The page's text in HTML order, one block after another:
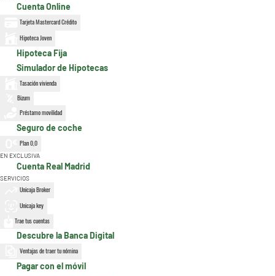
Cuenta Online
Tarjeta Mastercard Crédito
Hipoteca Joven
Hipoteca Fija
Simulador de Hipotecas
Tasación vivienda
Bizum
Préstamo movilidad
Seguro de coche
Plan 0,0
EN EXCLUSIVA
Cuenta Real Madrid
SERVICIOS
Unicaja Broker
Unicaja key
Trae tus cuentas
Descubre la Banca Digital
Ventajas de traer tu nómina
Pagar con el móvil